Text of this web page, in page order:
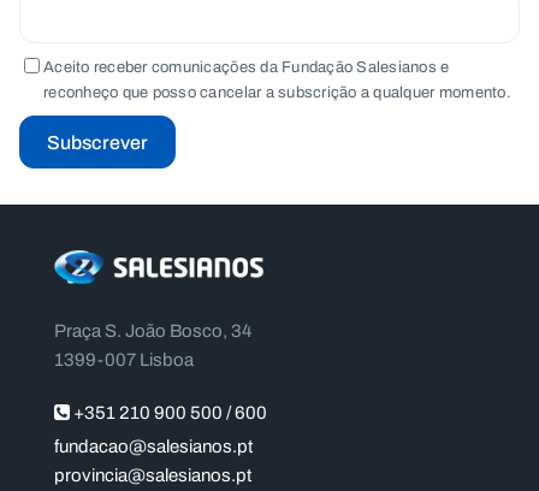
Aceito receber comunicações da Fundação Salesianos e
reconheço que posso cancelar a subscrição a qualquer momento.
Subscrever
Praça S. João Bosco, 34
1399-007 Lisboa
+351 210 900 500 / 600
fundacao@salesianos.pt
provincia@salesianos.pt